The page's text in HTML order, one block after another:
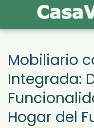
Mobiliario
Integrada:
Hogar del